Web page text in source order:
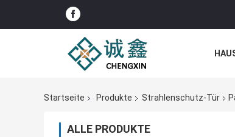
Startseite
Produkte Strahlenschutz-Tür
ALLE PRODUKTE